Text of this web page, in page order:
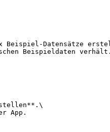
Beispiel-Datensätze
Beispieldaten verhält.
App.